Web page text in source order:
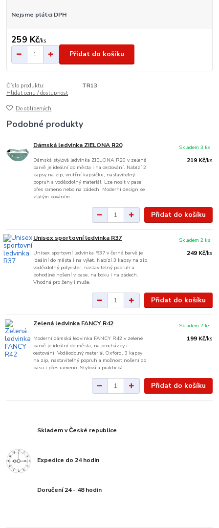
Nejsme plátci DPH
259 Kč/ks
Přidat do košíku
Číslo produktu:
TR13
Hlídat cenu / dostupnost
Do oblíbených
Podobné produkty
Dámská ledvinka ZIELONA R20
Dámská stylová ledvinka ZIELONA R20 v zelené
barvě je ideální do města i na cestování. Nabízí 2
kapsy na zip, vnitřní kapsičku, nastavitelný
popruh a voděodolný materiál. Lze nosit v pase,
přes rameno nebo na zádech. Moderní design se
zlatým kováním.
219 Kč/ks
Skladem 3 ks
Přidat do košíku
Unisex sportovní ledvinka R37
Unisex sportovní ledvinka R37 v černé barvě je
ideální do města i na výlet. Nabízí 3 kapsy na zip,
voděodolný polyester, nastavitelný popruh a
pohodlné nošení v pase, na boku i na zádech.
Vhodná pro ženy i muže.
249 Kč/ks
Skladem 2 ks
Přidat do košíku
Zelená ledvinka FANCY R42
Moderní dámská ledvinka FANCY R42 v zelené
barvě je ideální do města, na procházky i
cestování. Voděodolný materiál Oxford, 3 kapsy
na zip, nastavitelný popruh a možnost nošení do
pasu i přes rameno. Stylová a praktická.
199 Kč/ks
Skladem 2 ks
Přidat do košíku
Skladem v České republice
Expedice do 24 hodin
Doručení 24 - 48 hodin